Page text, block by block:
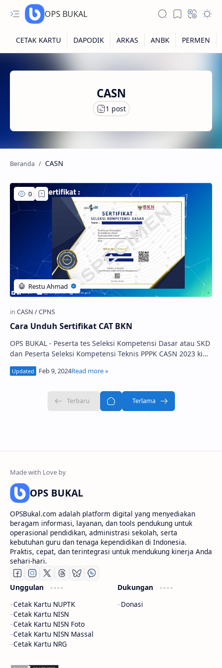
OPS BUKAL
CASN
CASN
Cara Unduh Sertifikat CAT BKN
OPS BUKAL - Peserta tes Seleksi Kompetensi Dasar atau SKD
dan Peserta Seleksi Kompetensi Teknis PPPK CASN 2023 kini
OPS BUKAL
OPSBukal.com adalah platform digital yang menyediakan
beragam informasi, layanan, dan tools pendukung untuk
operasional pendidikan, administrasi sekolah, serta
kebutuhan guru dan tenaga kependidikan di Indonesia.
Praktis, cepat, dan terintegrasi untuk mendukung kinerja Anda
sehari-hari.
Unggulan
Cetak Kartu NUPTK
Cetak Kartu NISN
Cetak Kartu NISN Foto
Cetak Kartu NISN Massal
Cetak Kartu NRG
Dukungan
Donasi